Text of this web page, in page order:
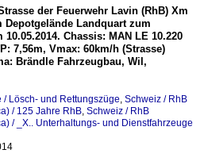
der Feuerwehr Lavin (RhB) Xm
Depotgelände Landquart zum
Chassis: MAN LE 10.220
7,56m, Vmax: 60km/h (Strasse)
Brändle Fahrzeugbau, Wil,
Lösch- und Rettungszüge, Schweiz / RhB
/ 125 Jahre RhB, Schweiz / RhB
/ _X.. Unterhaltungs- und Dienstfahrzeuge